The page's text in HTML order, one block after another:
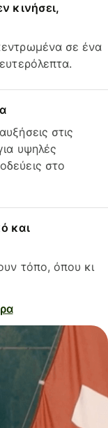
κινήσει,
σε ένα
στις
υψηλές
στο
και
τόπο, όπου κι